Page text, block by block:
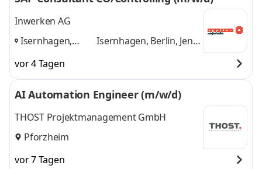
Inwerken AG
Isernhagen,
Renningen
Isernhagen, Berlin, Jena,
vor 4 Tagen
AI Automation Engineer (m/w/d)
THOST Projektmanagement GmbH
Pforzheim
vor 7 Tagen